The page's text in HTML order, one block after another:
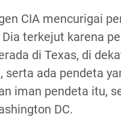
CIA mencurigai
terkejut karena
di Texas, di
serta ada pendeta
iman pendeta itu,
DC.